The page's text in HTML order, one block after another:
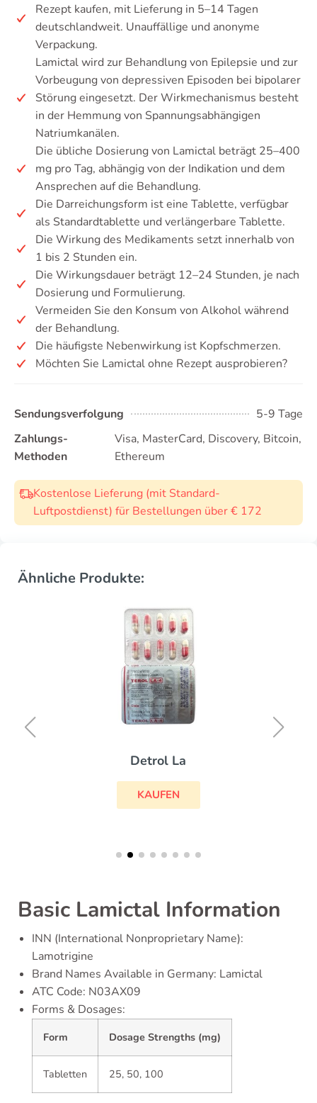
Rezept kaufen, mit Lieferung in 5–14 Tagen
deutschlandweit. Unauffällige und anonyme
Verpackung.
Lamictal wird zur Behandlung von Epilepsie und zur
Vorbeugung von depressiven Episoden bei bipolarer
Störung eingesetzt. Der Wirkmechanismus besteht
in der Hemmung von Spannungsabhängigen
Natriumkanälen.
Die übliche Dosierung von Lamictal beträgt 25–400
mg pro Tag, abhängig von der Indikation und dem
Ansprechen auf die Behandlung.
Die Darreichungsform ist eine Tablette, verfügbar
als Standardtablette und verlängerbare Tablette.
Die Wirkung des Medikaments setzt innerhalb von
1 bis 2 Stunden ein.
Die Wirkungsdauer beträgt 12–24 Stunden, je nach
Dosierung und Formulierung.
Vermeiden Sie den Konsum von Alkohol während
der Behandlung.
Die häufigste Nebenwirkung ist Kopfschmerzen.
Möchten Sie Lamictal ohne Rezept ausprobieren?
Sendungsverfolgung
5-9 Tage
Zahlungs-
Methoden
Visa, MasterCard, Discovery, Bitcoin,
Ethereum
Kostenlose Lieferung (mit Standard-
Luftpostdienst) für Bestellungen über € 172
Ähnliche Produkte:
Detrol La
KAUFEN
Basic Lamictal Information
INN (International Nonproprietary Name):
Lamotrigine
Brand Names Available in Germany: Lamictal
ATC Code: N03AX09
Forms & Dosages:
Form Dosage Strengths (mg)
Tabletten 25, 50, 100